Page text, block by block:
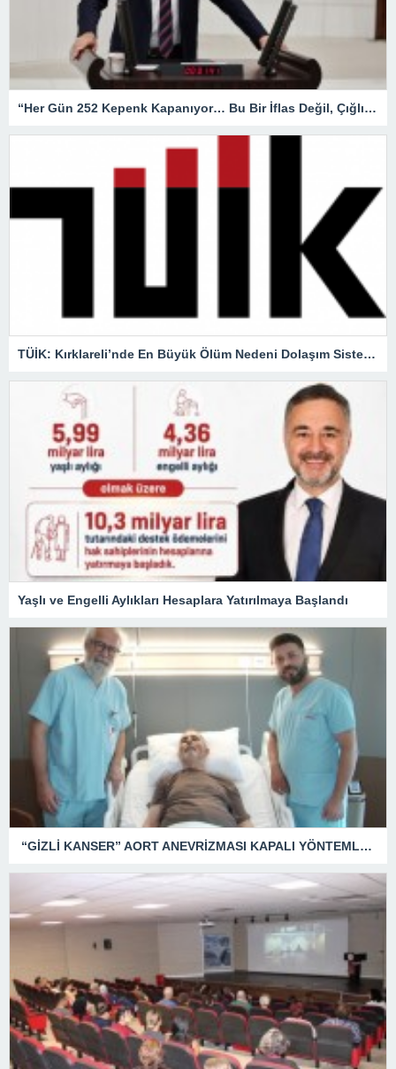
“Her Gün 252 Kepenk Kapanıyor… Bu Bir İflas Değil, Çığlıktır!”
TÜİK: Kırklareli’nde En Büyük Ölüm Nedeni Dolaşım Sistemi Hastalıkları
Yaşlı ve Engelli Aylıkları Hesaplara Yatırılmaya Başlandı
“GİZLİ KANSER” AORT ANEVRİZMASI KAPALI YÖNTEMLE TEDAVİ EDİLDİ